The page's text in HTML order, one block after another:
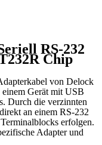
RS-232
Chip
von Delock
Gerät mit USB
Durch die verzinnten
an einem RS-232
erfolgen.
Adapter und